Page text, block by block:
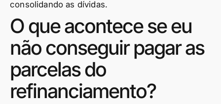
consolidando as dívidas.
O que acontece se eu
não conseguir pagar as
parcelas do
refinanciamento?